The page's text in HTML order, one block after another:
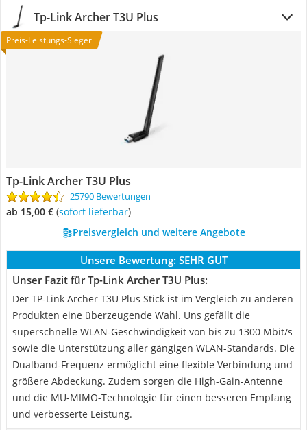
Tp-Link Archer T3U Plus
Preis-Leistungs-Sieger
Tp-Link Archer T3U Plus
25790 Bewertungen
ab 15,00 € ( Sofort lieferbar)
Preisvergleich und weitere Angebote
Unsere Bewertung: SEHR GUT
Unser Fazit für Tp-Link Archer T3U Plus:
Der TP-Link Archer T3U Plus Stick ist im Vergleich zu anderen
Produkten eine überzeugende Wahl. Uns gefällt die
superschnelle WLAN-Geschwindigkeit von bis zu 1300 Mbit/s
sowie die Unterstützung aller gängigen WLAN-Standards. Die
Dualband-Frequenz ermöglicht eine flexible Verbindung und
größere Abdeckung. Zudem sorgen die High-Gain-Antenne
und die MU-MIMO-Technologie für einen besseren Empfang
und verbesserte Leistung.